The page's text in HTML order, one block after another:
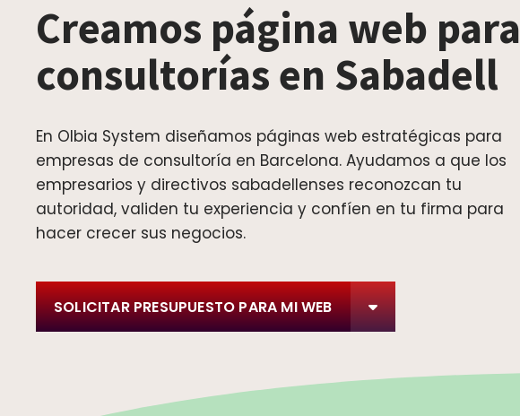
Creamos página web para
consultorías en Sabadell
En Olbia System diseñamos páginas web estratégicas para
empresas de consultoría en Barcelona. Ayudamos a que los
empresarios y directivos sabadellenses reconozcan tu
autoridad, validen tu experiencia y confíen en tu firma para
hacer crecer sus negocios.
SOLICITAR PRESUPUESTO PARA MI WEB